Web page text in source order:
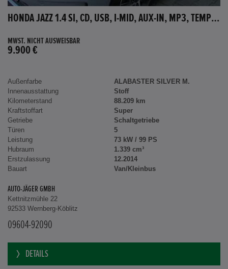
HONDA JAZZ 1.4 SI, CD, USB, I-MID, AUX-IN, MP3, TEMPOMAT
MWST. NICHT AUSWEISBAR
9.900 €
Außenfarbe
ALABASTER SILVER M.
Innenausstattung
Stoff
Kilometerstand
88.209 km
Kraftstoffart
Super
Getriebe
Schaltgetriebe
Türen
5
Leistung
73 kW / 99 PS
Hubraum
1.339 cm³
Erstzulassung
12.2014
Bauart
Van/Kleinbus
AUTO-JÄGER GMBH
Kettnitzmühle 22
92533 Wernberg-Köblitz
09604-92090
DETAILS